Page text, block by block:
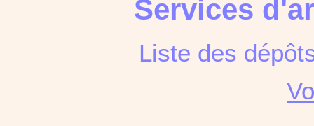
Services
Liste des